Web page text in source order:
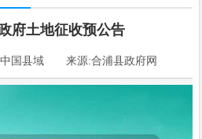
府土地征收预公告
国县域 来源:合浦县政府网